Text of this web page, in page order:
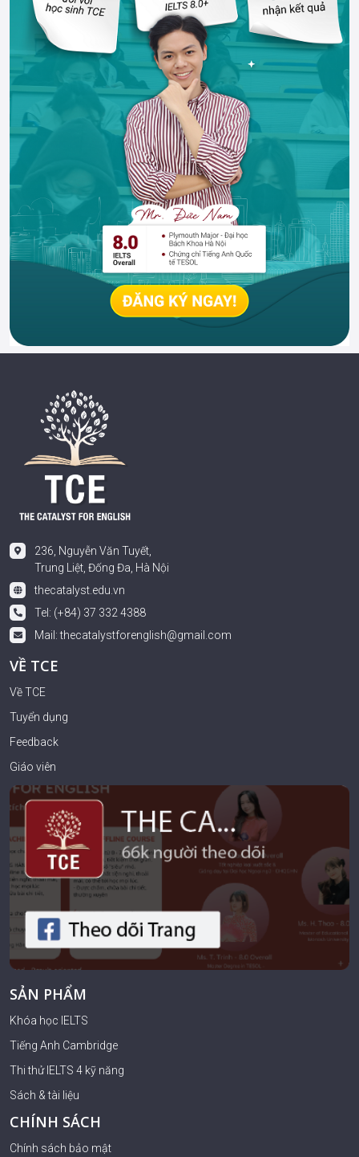
236, Nguyễn Văn Tuyết,
Trung Liệt, Đống Đa, Hà Nội
thecatalyst.edu.vn
Tel: (+84) 37 332 4388
Mail:thecatalystforenglish@gmail.com
VỀ TCE
Về TCE
Tuyển dụng
Feedback
Giáo viên
SẢN PHẨM
Khóa học IELTS
Tiếng Anh Cambridge
Thi thử IELTS 4 kỹ năng
Sách & tài liệu
CHÍNH SÁCH
Chính sách bảo mật